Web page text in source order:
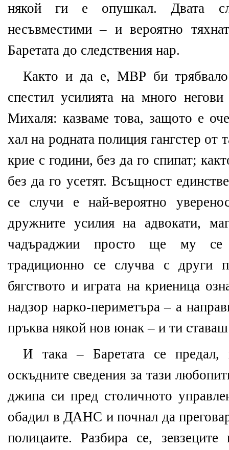
някой ги е опушкал. Двата
несъвместими – и вероятно
Баретата до следствения нар.
Както и да е, МВР би
спестил усилията на много
Михаля: казваме това, защото е
хал на родната полиция гангстер от
крие с години, без да го спипат;
без да го усетят. Всъщност
се случи е най-вероятно
дружните усилия на адвокати,
чадъраджии просто ще му се
традиционно се случва с други
бягството и играта на криеница
надзор нарко-периметъра – а
пръква някой нов юнак – и ти
И така – Баретата се
оскъдните сведения за тази
джипа си пред столичното
обадил в ДАНС и почнал да
полицаите. Разбира се, зевзеците